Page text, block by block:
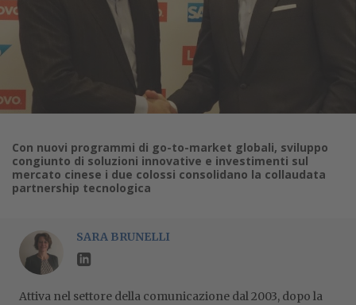
Con nuovi programmi di go-to-market globali, sviluppo
congiunto di soluzioni innovative e investimenti sul
mercato cinese i due colossi consolidano la collaudata
partnership tecnologica
SARA BRUNELLI
Attiva nel settore della comunicazione dal 2003, dopo la